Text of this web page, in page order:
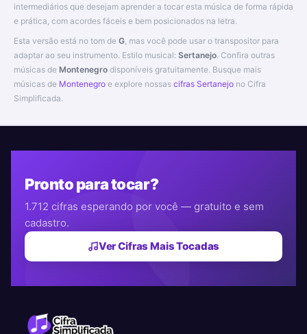
intermediários que desejam aprender a tocar esta música de forma rápida
e prática, com acordes fáceis e bem posicionados na letra.
Esta versão está no tom de G , mas você pode usar o transpositor para
adaptar ao seu instrumento. Estilo musical: Sertanejo. Confira outras
músicas de Montenegro disponíveis gratuitamente. Busque mais
músicas de Montenegro e explore nossas cifras Sertanejo no Cifra
Simplificada.
Pronto para tocar?
1.712 cifras esperando por você — gratuito e sem
cadastro.
Ver Cifras Mais Tocadas